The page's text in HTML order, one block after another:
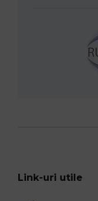
Link-uri utile